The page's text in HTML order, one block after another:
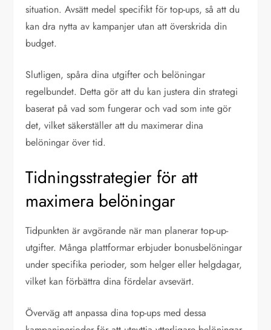
situation. Avsätt medel specifikt för top-ups, så att du
kan dra nytta av kampanjer utan att överskrida din
budget.
Slutligen, spåra dina utgifter och belöningar
regelbundet. Detta gör att du kan justera din strategi
baserat på vad som fungerar och vad som inte gör
det, vilket säkerställer att du maximerar dina
belöningar över tid.
Tidningsstrategier för att
maximera belöningar
Tidpunkten är avgörande när man planerar top-up-
utgifter. Många plattformar erbjuder bonusbelöningar
under specifika perioder, som helger eller helgdagar,
vilket kan förbättra dina fördelar avsevärt.
Överväg att anpassa dina top-ups med dessa